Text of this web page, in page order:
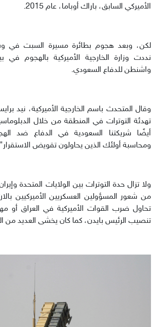
الأميركي السابق، باراك أوباما، عام 2015.
لكن، وبعد هجوم بطائرة مسيرة السبت في
نددت وزارة الخارجية الأميركية بالهجوم في
واشنطن للدفاع السعودي.
وقال المتحدث باسم الخارجية الأميركية، نيد
تهدئة التوترات في المنطقة من خلال
أيضًا شريكتنا السعودية في الدفاع ضد
ومحاسبة أولئك الذين يحاولون تقويض
ولا تزال حدة التوترات بين الولايات المتحدة
من شعور المسؤولين العسكريين الأميركيين
تحاول ضرب القوات الأميركية في العراق أو
تنصيب الرئيس بايدن، كما كان يخشى العديد من